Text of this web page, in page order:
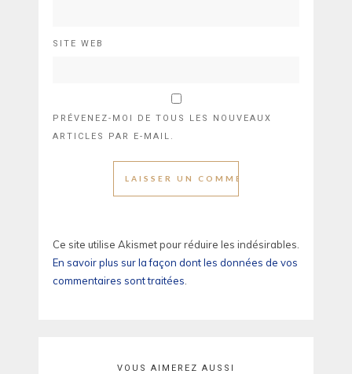
SITE WEB
PRÉVENEZ-MOI DE TOUS LES NOUVEAUX
ARTICLES PAR E-MAIL.
Ce site utilise Akismet pour réduire les indésirables.
En savoir plus sur la façon dont les données de vos
commentaires sont traitées.
VOUS AIMEREZ AUSSI